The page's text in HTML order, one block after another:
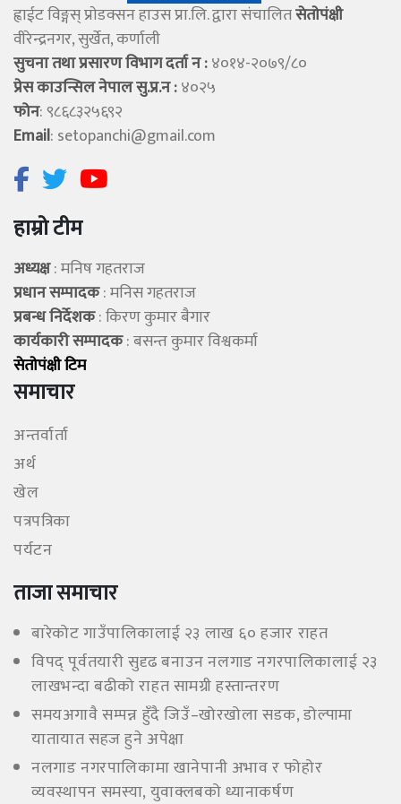
ह्वाईट विङ्गस् प्राेडक्सन हाउस प्रा.लि. द्वारा संचालितसेताेपंक्षी
वीरेन्द्रनगर, सुर्खेत, कर्णाली
सुचना तथा प्रसारण विभाग दर्ता न :४०१४-२०७९/८०
प्रेस काउन्सिल नेपाल सु.प्र.न :४०२५
फोन: ९८६८३२५६९२
Email: setopanchi@gmail.com
हाम्रो टीम
अध्यक्ष: मनिष गहतराज
प्रधान सम्पादक: मनिस गहतराज
प्रबन्ध निर्देशक: किरण कुमार बैगार
कार्यकारी सम्पादक: बसन्त कुमार विश्वकर्मा
सेताेपंक्षी टिम
समाचार
अन्तर्वार्ता
अर्थ
खेल
पत्रपत्रिका
पर्यटन
ताजा समाचार
बारेकोट गाउँपालिकालाई २३ लाख ६० हजार राहत
विपद् पूर्वतयारी सुदृढ बनाउन नलगाड नगरपालिकालाई २३
लाखभन्दा बढीको राहत सामग्री हस्तान्तरण
समयअगावै सम्पन्न हुँदै जिउँ–खोरखोला सडक, डोल्पामा
यातायात सहज हुने अपेक्षा
नलगाड नगरपालिकामा खानेपानी अभाव र फोहोर
व्यवस्थापन समस्या, युवाक्लबको ध्यानाकर्षण